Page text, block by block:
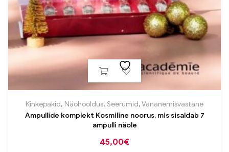
Kinkepakid, Näohooldus, Seerumid,Vananemisvastane
Ampullide komplekt Kosmiline noorus, mis sisaldab 7
ampulli näole
45,00€